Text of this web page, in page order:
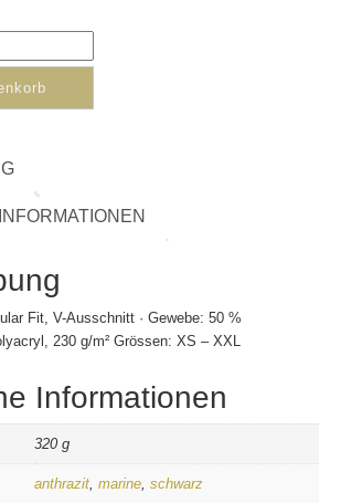
Fit, V-Ausschnitt · Gewebe: 50 %
230 g/m² Grössen: XS – XXL
Informationen
320 g
anthrazit, marine, schwarz